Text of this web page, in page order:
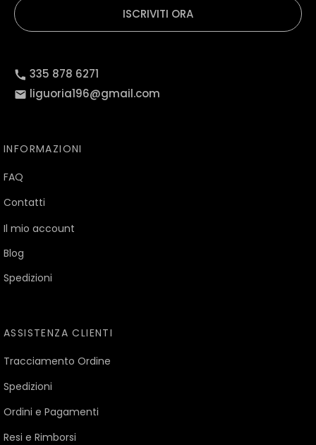
ISCRIVITI ORA
335 878 6271
liguoria196@gmail.com
INFORMAZIONI
FAQ
Contatti
Il mio account
Blog
Spedizioni
ASSISTENZA CLIENTI
Tracciamento Ordine
Spedizioni
Ordini e Pagamenti
Resi e Rimborsi